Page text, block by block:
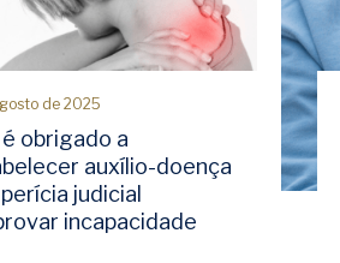
de 2025
obrigado a
auxílio-doença
judicial
incapacidade